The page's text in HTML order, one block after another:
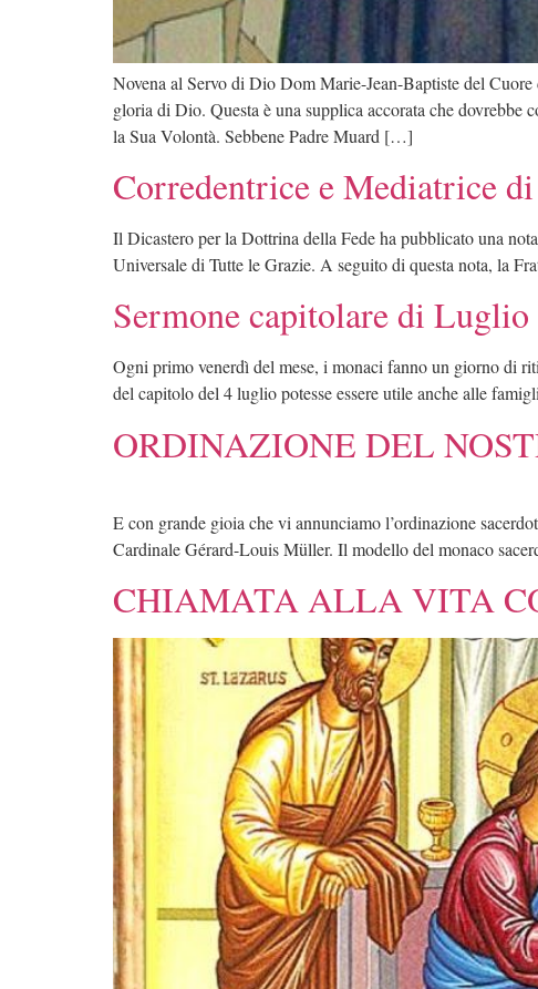
Novena al Servo di Dio Dom Marie-Jean-Baptiste del
gloria di Dio. Questa è una supplica accorata che dovrebbe
la Sua Volontà. Sebbene Padre Muard […]
Corredentrice e Mediatrice
Il Dicastero per la Dottrina della Fede ha pubblicato una
Universale di Tutte le Grazie. A seguito di questa nota, la
Sermone capitolare di Luglio
Ogni primo venerdì del mese, i monaci fanno un giorno di
del capitolo del 4 luglio potesse essere utile anche alle
ORDINAZIONE DEL
E con grande gioia che vi annunciamo l’ordinazione
Cardinale Gérard-Louis Müller. Il modello del monaco
CHIAMATA ALLA VITA